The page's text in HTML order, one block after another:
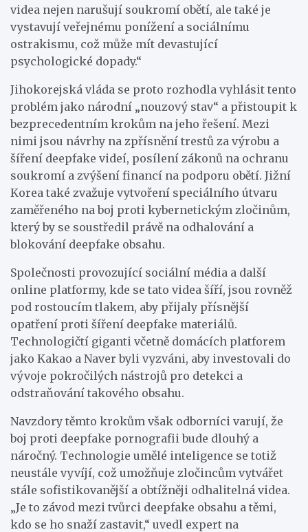
videa nejen narušují soukromí obětí, ale také je
vystavují veřejnému ponížení a sociálnímu
ostrakismu, což může mít devastující
psychologické dopady.“
Jihokorejská vláda se proto rozhodla vyhlásit tento
problém jako národní „nouzový stav“ a přistoupit k
bezprecedentním krokům na jeho řešení. Mezi
nimi jsou návrhy na zpřísnění trestů za výrobu a
šíření deepfake videí, posílení zákonů na ochranu
soukromí a zvýšení financí na podporu obětí. Jižní
Korea také zvažuje vytvoření speciálního útvaru
zaměřeného na boj proti kybernetickým zločinům,
který by se soustředil právě na odhalování a
blokování deepfake obsahu.
Společnosti provozující sociální média a další
online platformy, kde se tato videa šíří, jsou rovněž
pod rostoucím tlakem, aby přijaly přísnější
opatření proti šíření deepfake materiálů.
Technologičtí giganti včetně domácích platforem
jako Kakao a Naver byli vyzváni, aby investovali do
vývoje pokročilých nástrojů pro detekci a
odstraňování takového obsahu.
Navzdory těmto krokům však odborníci varují, že
boj proti deepfake pornografii bude dlouhý a
náročný. Technologie umělé inteligence se totiž
neustále vyvíjí, což umožňuje zločincům vytvářet
stále sofistikovanější a obtížněji odhalitelná videa.
„Je to závod mezi tvůrci deepfake obsahu a těmi,
kdo se ho snaží zastavit,“ uvedl expert na